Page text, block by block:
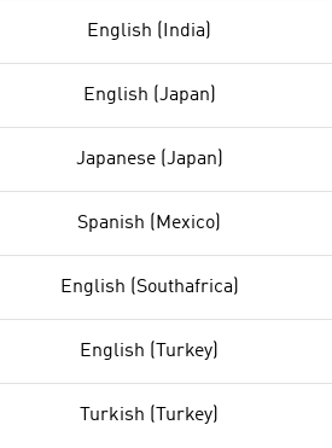
English (India)
English (Japan)
Japanese (Japan)
Spanish (Mexico)
English (Southafrica)
English (Turkey)
Turkish (Turkey)